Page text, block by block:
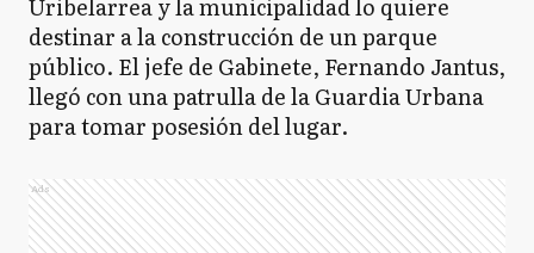
Uribelarrea y la municipalidad lo quiere
destinar a la construcción de un parque
público. El jefe de Gabinete, Fernando Jantus,
llegó con una patrulla de la Guardia Urbana
para tomar posesión del lugar.
Ads